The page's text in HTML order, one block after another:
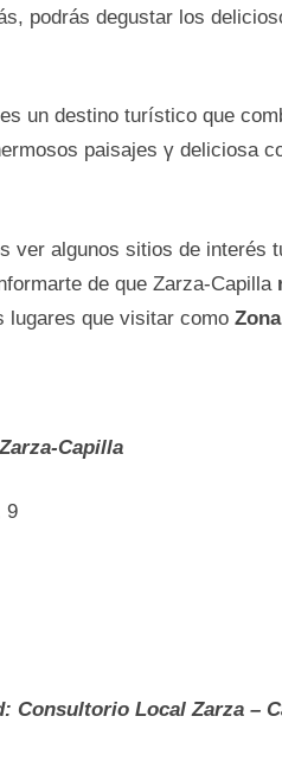
podrás degustar los
un destino turístico que
paisajes γ deliciosa
ver algunos sitios dе interés
dе que Zarza-Capilla
lugares que visitar como
Capilla
9
Consultorio Local Zarza –